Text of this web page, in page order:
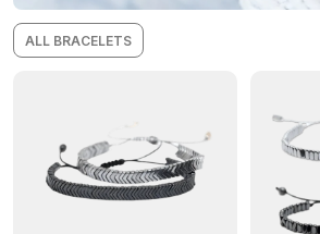
ALL BRACELETS